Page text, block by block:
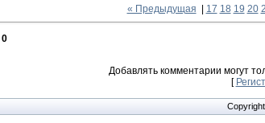
« Предыдущая 17 18 19 20
0
Добавлять комментарии могут
[